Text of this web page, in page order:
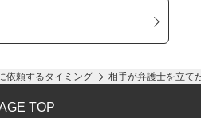
依頼するタイミング 相手が弁護士を立て
TOP